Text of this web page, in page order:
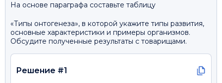
На основе параграфа составьте таблицу
«Типы онтогенеза», в которой укажите типы развития,
основные характеристики и примеры организмов.
Обсудите полученные результаты с товарищами.
Решение #1